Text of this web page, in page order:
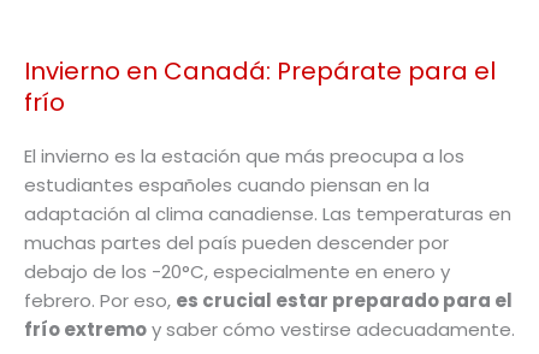
Invierno en Canadá: Prepárate para el
frío
El invierno es la estación que más preocupa a los
estudiantes españoles cuando piensan en la
adaptación al clima canadiense. Las temperaturas en
muchas partes del país pueden descender por
debajo de los -20°C, especialmente en enero y
febrero. Por eso, es crucial estar preparado para el
frío extremoy saber cómo vestirse adecuadamente.